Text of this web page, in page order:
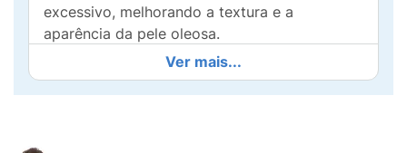
excessivo, melhorando a textura e a
aparência da pele oleosa.
Após a limpeza, umedeça um
algodão com o produto e passe sobre a pele
Ver mais...